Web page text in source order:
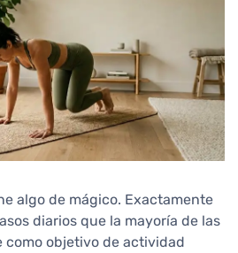
algo de mágico. Exactamente
diarios que la mayoría de las
como objetivo de actividad